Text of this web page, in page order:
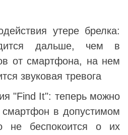
утере брелка:
дальше, чем в
от смартфона, на нем
звуковая тревога
"Find It": теперь можно
смартфон в допустимом
не беспокоится о их